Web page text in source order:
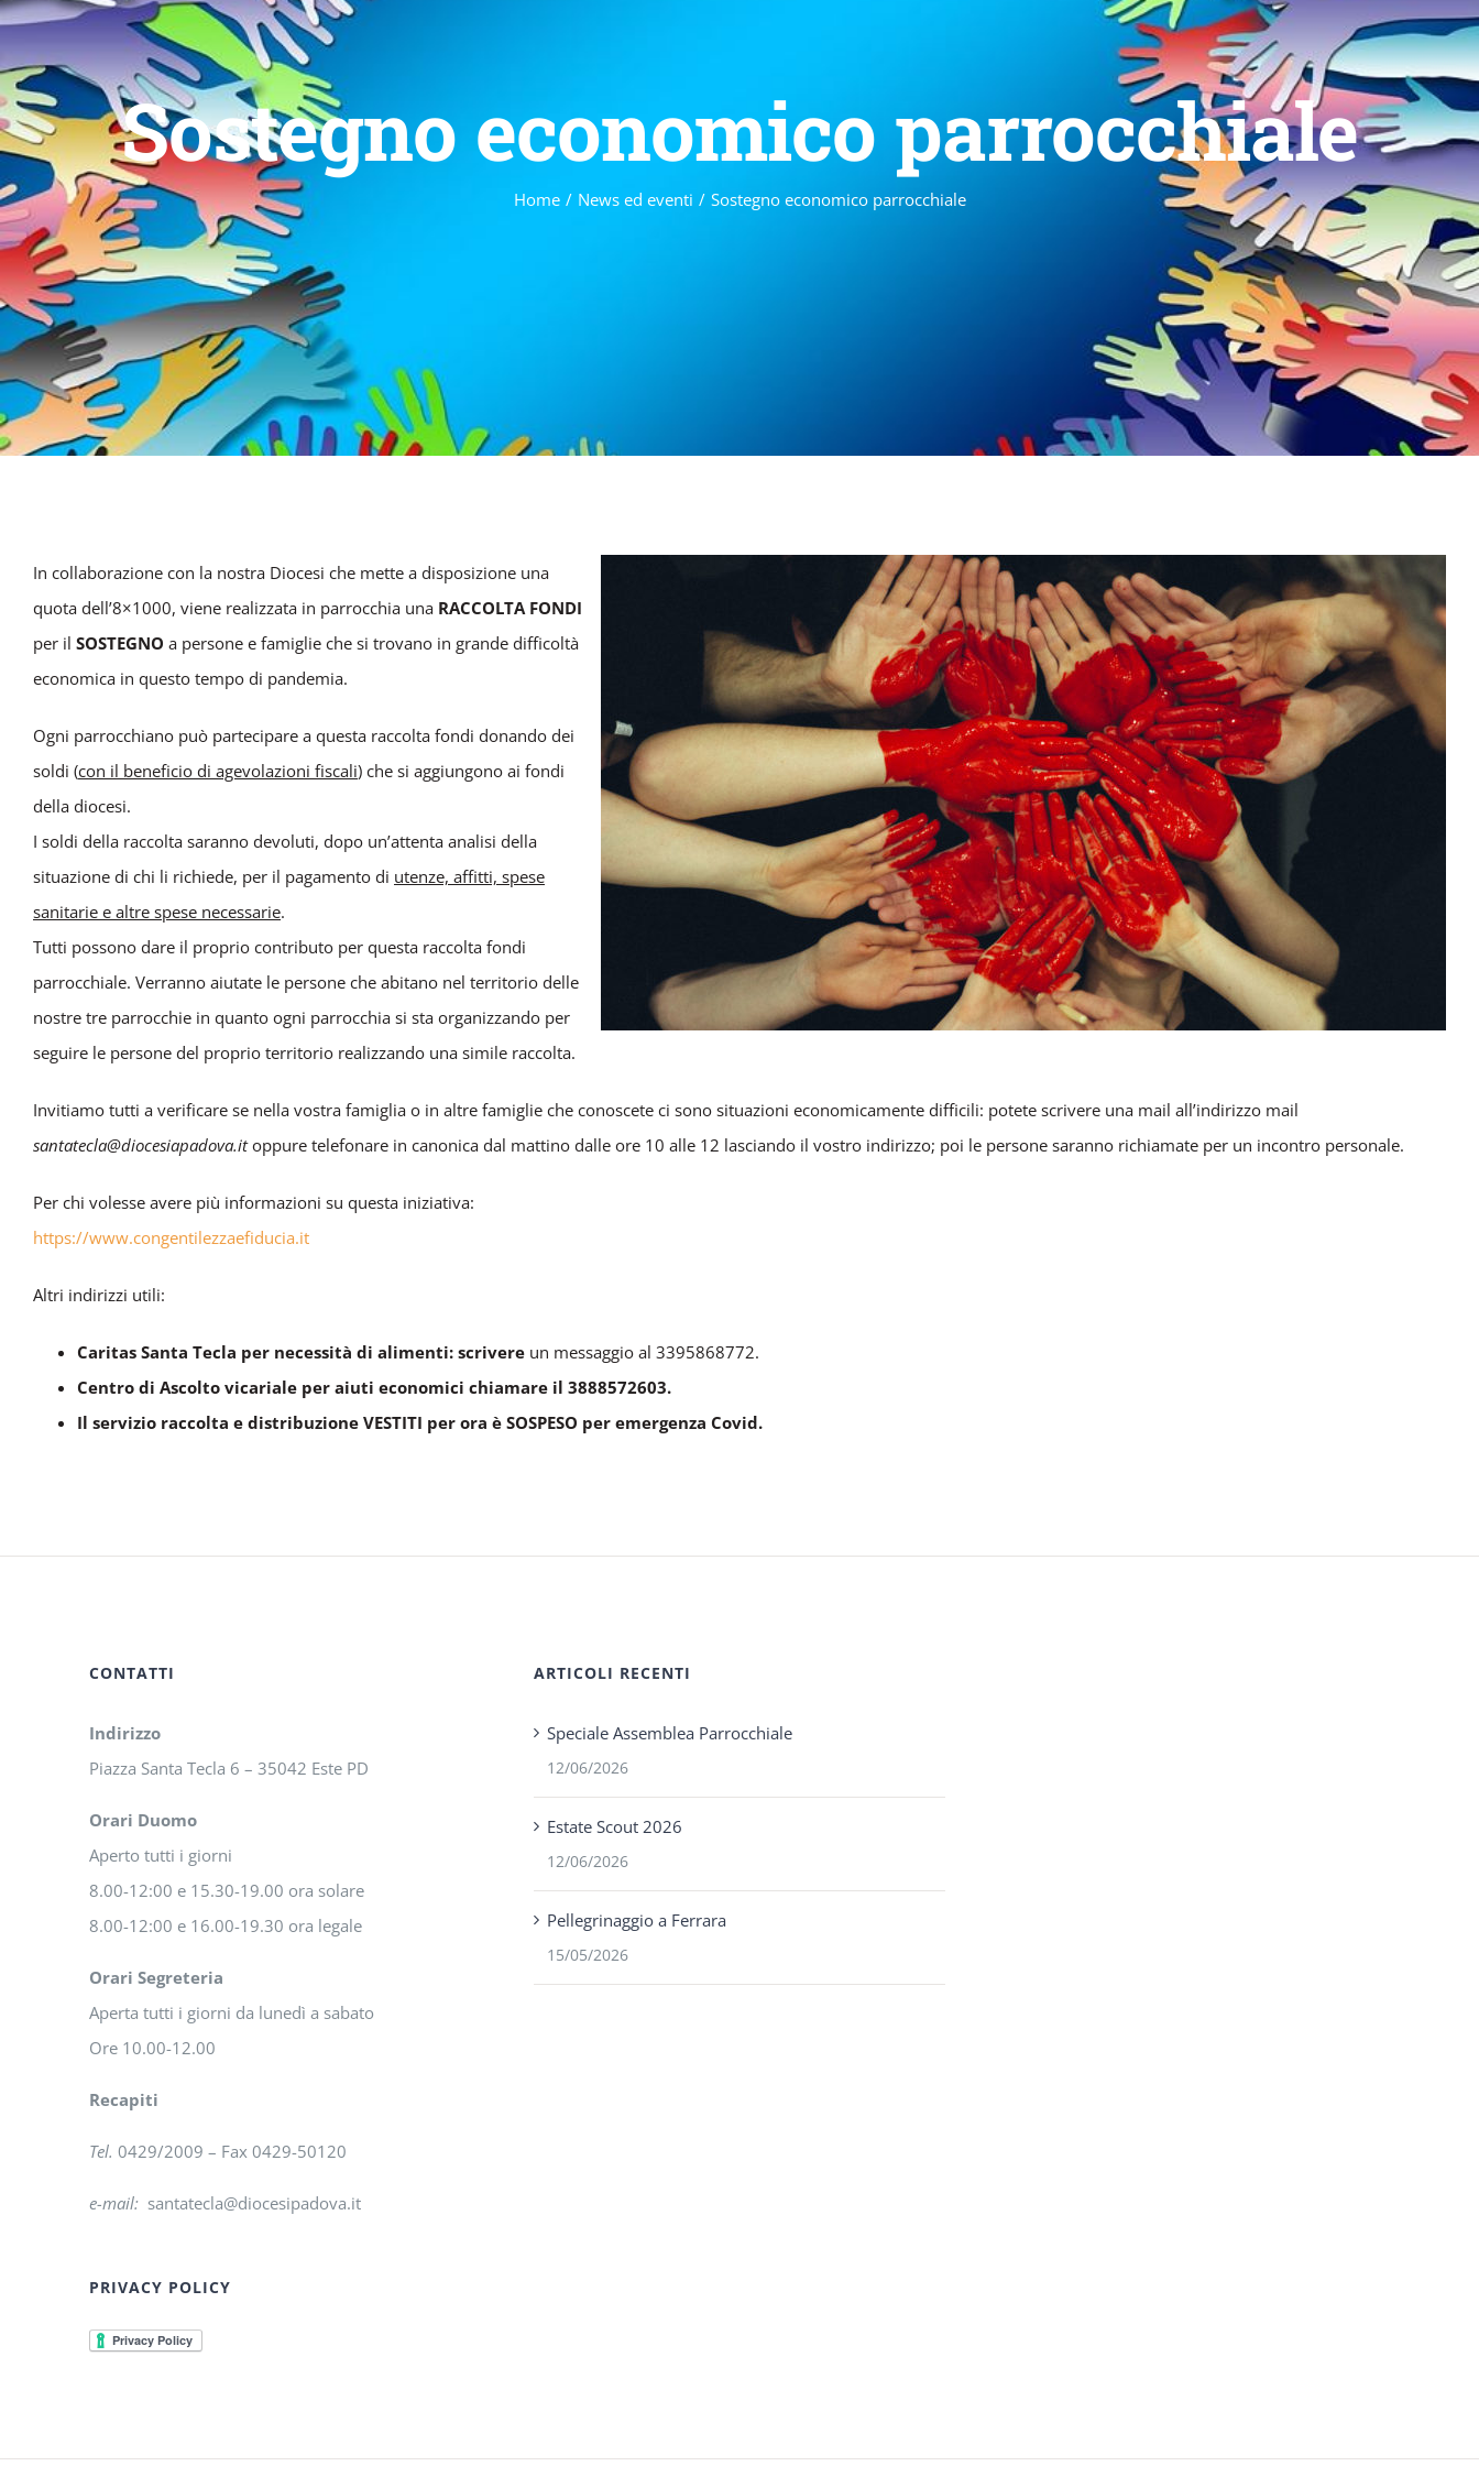
Sostegno economico parrocchiale
Home / News ed eventi / Sostegno economico parrocchiale
In collaborazione con la nostra Diocesi che mette a disposizione una
quota dell’8×1000, viene realizzata in parrocchia una RACCOLTA FONDI
per il SOSTEGNO a persone e famiglie che si trovano in grande difficoltà
economica in questo tempo di pandemia.
Ogni parrocchiano può partecipare a questa raccolta fondi donando dei
soldi (con il beneficio di agevolazioni fiscali) che si aggiungono ai fondi
della diocesi.
I soldi della raccolta saranno devoluti, dopo un’attenta analisi della
situazione di chi li richiede, per il pagamento di utenze, affitti, spese
sanitarie e altre spese necessarie.
Tutti possono dare il proprio contributo per questa raccolta fondi
parrocchiale. Verranno aiutate le persone che abitano nel territorio delle
nostre tre parrocchie in quanto ogni parrocchia si sta organizzando per
seguire le persone del proprio territorio realizzando una simile raccolta.
Invitiamo tutti a verificare se nella vostra famiglia o in altre famiglie che conoscete ci sono situazioni economicamente difficili: potete scrivere una mail all’indirizzo mail
santatecla@diocesiapadova.itoppure telefonare in canonica dal mattino dalle ore 10 alle 12 lasciando il vostro indirizzo; poi le persone saranno richiamate per un incontro personale.
Per chi volesse avere più informazioni su questa iniziativa:
https://www.congentilezzaefiducia.it
Altri indirizzi utili:
Caritas Santa Tecla per necessità di alimenti: scrivere un messaggio al 3395868772.
Centro di Ascolto vicariale per aiuti economici chiamare il 3888572603.
Il servizio raccolta e distribuzione VESTITI per ora è SOSPESO per emergenza Covid.
CONTATTI
Indirizzo
Piazza Santa Tecla 6 – 35042 Este PD
Orari Duomo
Aperto tutti i giorni
8.00-12:00 e 15.30-19.00 ora solare
8.00-12:00 e 16.00-19.30 ora legale
Orari Segreteria
Aperta tutti i giorni da lunedì a sabato
Ore 10.00-12.00
Recapiti
Tel. 0429/2009 – Fax 0429-50120
e-mail: santatecla@diocesipadova.it
PRIVACY POLICY
ARTICOLI RECENTI
Speciale Assemblea Parrocchiale
12/06/2026
Estate Scout 2026
12/06/2026
Pellegrinaggio a Ferrara
15/05/2026